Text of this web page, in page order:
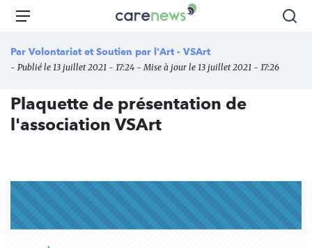
Aller
principal
Carenews,
média
des
l'engagement
Menu
Par Volontariat et Soutien par l'Art - VSArt
- Publié le 13 juillet 2021 - 17:24 - Mise à jour le 13 juillet 2021 - 17:26
Plaquette de présentation de
l'association VSArt